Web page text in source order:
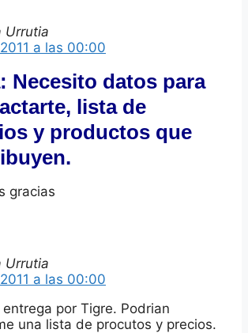
Urrutia
a las 00:00
Necesito datos para
lista de
y productos que
gracias
Urrutia
a las 00:00
por Tigre. Podrian
una lista de procutos y precios.